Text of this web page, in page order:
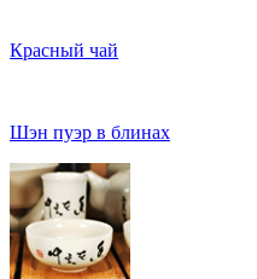
Красный чай
Шэн пуэр в блинах